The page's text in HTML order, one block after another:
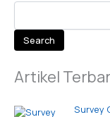
Search
Artikel
Survey